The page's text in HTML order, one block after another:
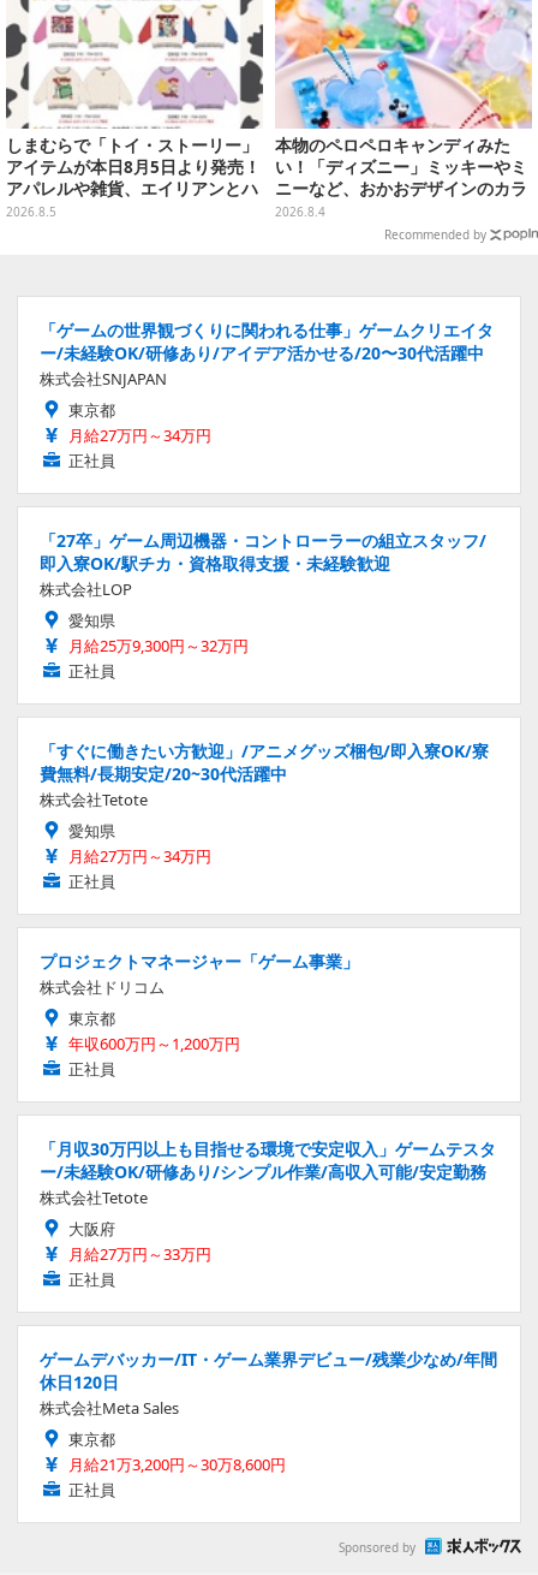
しまむらで「トイ・ストーリー」
アイテムが本日8月5日より発売！
アパレルや雑貨、エイリアンとハ
ムのダイカットクッションなど盛
2026.8.5
本物のペロペロキャンディみた
い！「ディズニー」ミッキーやミ
ニーなど、おかおデザインのカラ
フルチャーム全10種が8月31日発
2026.8.4
Recommended by
「ゲームの世界観づくりに関われる仕事」ゲームクリエイタ
ー/未経験OK/研修あり/アイデア活かせる/20〜30代活躍中
株式会社SNJAPAN
東京都
月給27万円～34万円
正社員
「27卒」ゲーム周辺機器・コントローラーの組立スタッフ/
即入寮OK/駅チカ・資格取得支援・未経験歓迎
株式会社LOP
愛知県
月給25万9,300円～32万円
正社員
「すぐに働きたい方歓迎」/アニメグッズ梱包/即入寮OK/寮
費無料/長期安定/20~30代活躍中
株式会社Tetote
愛知県
月給27万円～34万円
正社員
プロジェクトマネージャー「ゲーム事業」
株式会社ドリコム
東京都
年収600万円～1,200万円
正社員
「月収30万円以上も目指せる環境で安定収入」ゲームテスタ
ー/未経験OK/研修あり/シンプル作業/高収入可能/安定勤務
株式会社Tetote
大阪府
月給27万円～33万円
正社員
ゲームデバッカー/IT・ゲーム業界デビュー/残業少なめ/年間
休日120日
株式会社Meta Sales
東京都
月給21万3,200円～30万8,600円
正社員
Sponsored by